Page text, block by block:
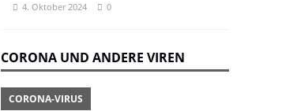
4. Oktober 2024 0
CORONA UND ANDERE VIREN
CORONA-VIRUS